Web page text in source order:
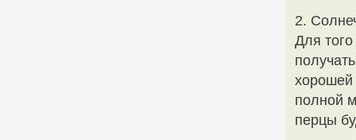
2.
Для
хорошей
полной
перцы